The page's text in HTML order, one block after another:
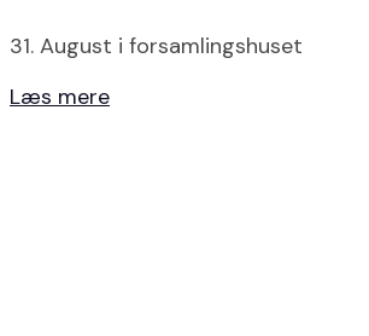
31. August i forsamlingshuset
Læs mere